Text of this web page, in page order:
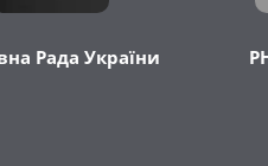
Рада України